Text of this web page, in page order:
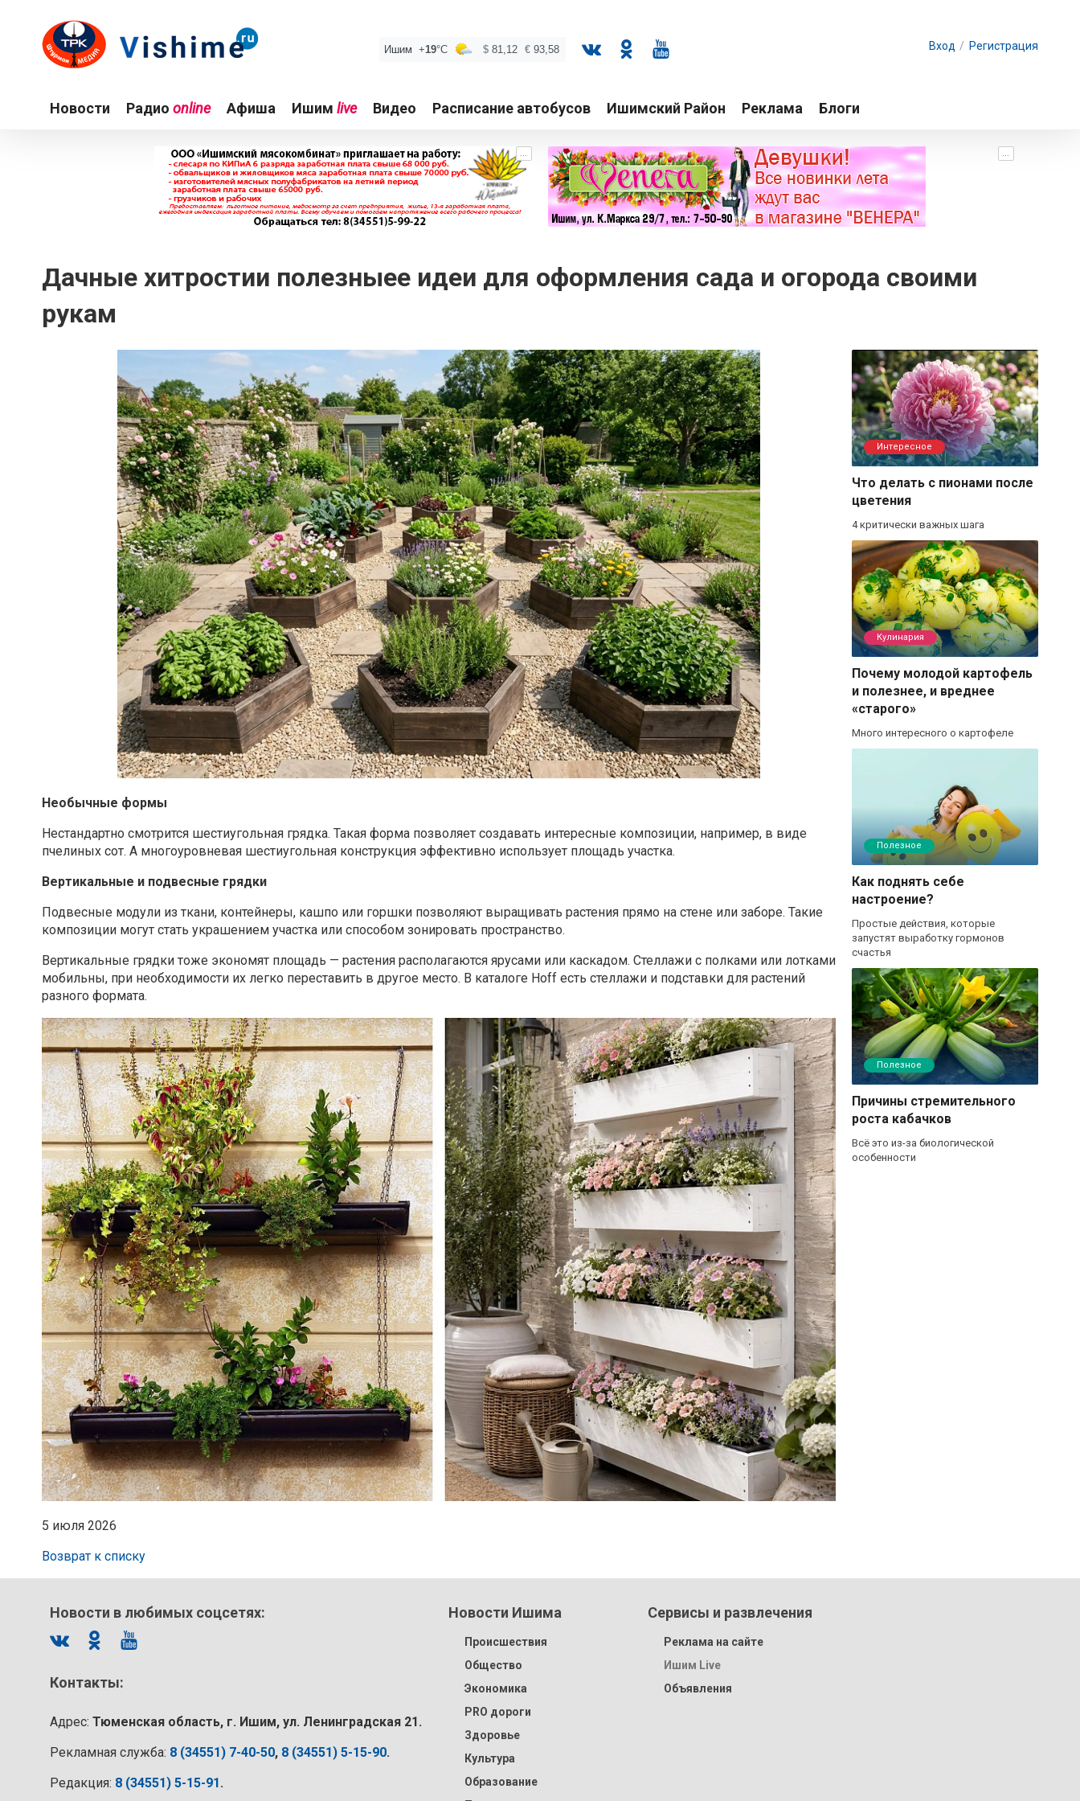
Вход / Регистрация
Новости Радио online Афиша Ишим live Видео Расписание автобусов Ишимский Район Реклама Блоги
... ...
Дачные хитростии полезныее идеи для оформления сада и огорода своими
рукам
Необычные формы
Нестандартно смотрится шестиугольная грядка. Такая форма позволяет создавать интересные композиции, например, в виде
пчелиных сот. А многоуровневая шестиугольная конструкция эффективно использует площадь участка.
Вертикальные и подвесные грядки
Подвесные модули из ткани, контейнеры, кашпо или горшки позволяют выращивать растения прямо на стене или заборе. Такие
композиции могут стать украшением участка или способом зонировать пространство.
Вертикальные грядки тоже экономят площадь — растения располагаются ярусами или каскадом. Стеллажи с полками или лотками
мобильны, при необходимости их легко переставить в другое место. В каталоге Hoff есть стеллажи и подставки для растений
разного формата.
5 июля 2026
Возврат к списку
Интересное
Что делать с пионами после
цветения
4 критически важных шага
Кулинария
Почему молодой картофель
и полезнее, и вреднее
«старого»
Много интересного о картофеле
Полезное
Как поднять себе
настроение?
Простые действия, которые
запустят выработку гормонов
счастья
Полезное
Причины стремительного
роста кабачков
Всё это из-за биологической
особенности
Новости в любимых соцсетях:
Контакты:
Адрес: Тюменская область, г. Ишим, ул. Ленинградская 21.
Рекламная служба: 8 (34551) 7-40-50, 8 (34551) 5-15-90.
Редакция: 8 (34551) 5-15-91.
Новости Ишима
Происшествия
Общество
Экономика
PRO дороги
Здоровье
Культура
Образование
Сервисы и развлечения
Реклама на сайте
Ишим Live
Объявления